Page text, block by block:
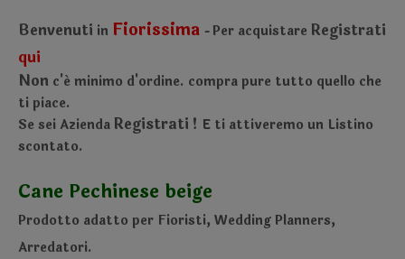
Benvenuti in Fiorissima - Per acquistare Registrati
qui
Non c'é minimo d'ordine. compra pure tutto quello che
ti piace.
Se sei Azienda Registrati ! E ti attiveremo un Listino
scontato.
Cane Pechinese beige
Prodotto adatto per Fioristi, Wedding Planners,
Arredatori.